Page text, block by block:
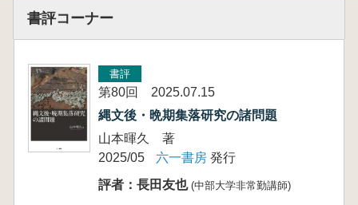
書評コーナー
書評
第80回 2025.07.15
縄文後・晩期集落研究の諸問題
山本暉久 著
2025/05
六一書房 発行
評者：長田友也 (中部大学非常勤講師)